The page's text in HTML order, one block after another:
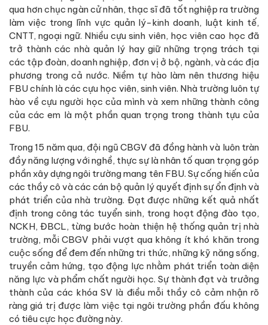
qua hơn chục ngàn cử nhân, thạc sĩ đã tốt nghiệp ra trường
làm việc trong lĩnh vực quản lý-kinh doanh, luật kinh tế,
CNTT, ngoại ngữ. Nhiều cựu sinh viên, học viên cao học đã
trở thành các nhà quản lý hay giữ những trọng trách tại
các tập đoàn, doanh nghiệp, đơn vị ở bộ, ngành, và các địa
phương trong cả nước. Niềm tự hào làm nên thương hiệu
FBU chính là các cựu học viên, sinh viên. Nhà trường luôn tự
hào về cựu người học của mình và xem những thành công
của các em là một phần quan trọng trong thành tựu của
FBU.
Trong 15 năm qua, đội ngũ CBGV đã đồng hành và luôn tràn
đầy năng lượng với nghề, thực sự là nhân tố quan trọng góp
phần xây dựng ngôi trường mang tên FBU. Sự cống hiến của
các thầy cô và các cán bộ quản lý quyết định sự ổn định và
phát triển của nhà trường. Đạt được những kết quả nhất
định trong công tác tuyển sinh, trong hoạt động đào tạo,
NCKH, ĐBCL, từng bước hoàn thiện hệ thống quản trị nhà
trường, mỗi CBGV phải vượt qua không ít khó khăn trong
cuộc sống để đem đến những tri thức, những kỹ năng sống,
truyền cảm hứng, tạo động lực nhằm phát triển toàn diện
năng lực và phẩm chất người học. Sự thành đạt và trưởng
thành của các khóa SV là điều mỗi thầy cô cảm nhận rõ
ràng giá trị được làm việc tại ngôi trường phần đấu không
có tiêu cực học đường này.